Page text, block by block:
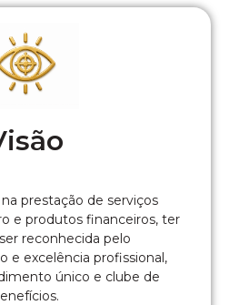
prestação de serviços
e produtos financeiros, ter
reconhecida pelo
excelência profissional,
único e clube de